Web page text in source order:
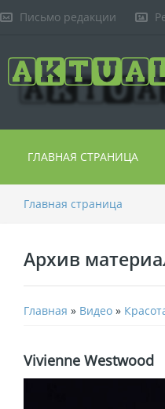
Письмо редакции
ГЛАВНАЯ СТРАНИЦА
Главная страница
Архив
Главная » Видео »
Vivienne Westwood